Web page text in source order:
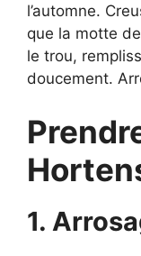
l’automne.
que la motte
le trou,
doucement.
1.